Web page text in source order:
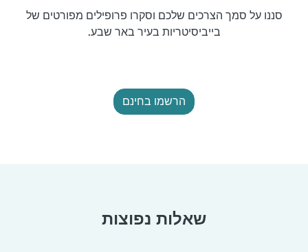
סננו על סמך הצרכים שלכם וסקרו פרופילים מפורטים של
בייביסיטריות בעיר באר שבע.
הרשמו בחינם
שאלות נפוצות